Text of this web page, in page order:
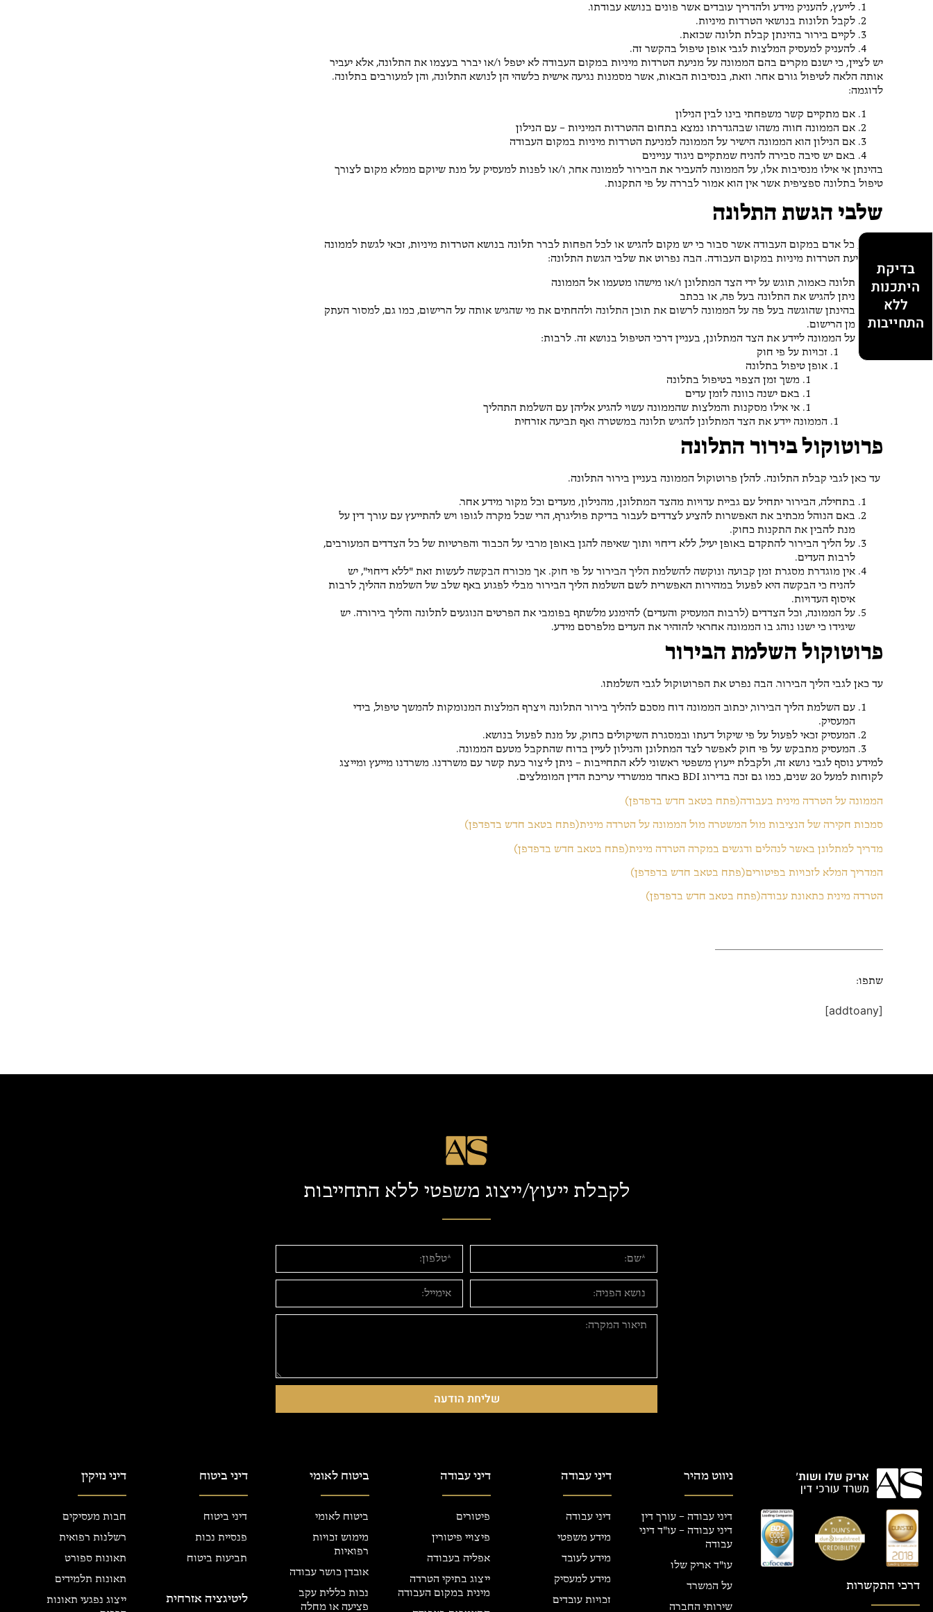
בדיקת
היתכנות
ללא
התחייבות
לייעץ, להעניק מידע ולהדריך עובדים אשר פונים בנושא עבודתו.
לקבל תלונות בנושאי הטרדות מיניות.
לקיים בירור בהינתן קבלת תלונה שכזאת.
להעניק למעסיק המלצות לגבי אופן טיפול בהקשר זה.
יש לציין, כי ישנם מקרים בהם הממונה על מניעת הטרדות מיניות במקום העבודה לא יטפל ו/או יברר בעצמו את התלונה, אלא יעביר
אותה הלאה לטיפול גורם אחר. וזאת, בנסיבות הבאות, אשר מסמנות נגיעה אישית כלשהי הן לנושא התלונה, והן למעורבים בתלונה.
לדוגמה:
אם מתקיים קשר משפחתי בינו לבין הנילון
אם הממונה חווה משהו שבהגדרתו נמצא בתחום ההטרדות המיניות – עם הנילון
אם הנילון הוא הממונה הישיר על הממונה למניעת הטרדות מיניות במקום העבודה
באם יש סיבה סבירה להניח שמתקיים ניגוד עניינים
בהינתן אי אילו מנסיבות אלו, על הממונה להעביר את הבירור לממונה אחר, ו/או לפנות למעסיק על מנת שיוקם ממלא מקום לצורך
טיפול בתלונה ספציפית אשר אין הוא אמור לבררה על פי התקנות.
שלבי הגשת התלונה
על כן, כל אדם במקום העבודה אשר סבור כי יש מקום להגיש או לכל הפחות לברר תלונה בנושא הטרדות מיניות, זכאי לגשת לממונה
על מניעת הטרדות מיניות במקום העבודה. הבה נפרוט את שלבי הגשת התלונה:
תלונה כאמור, תוגש על ידי הצד המתלונן ו/או מישהו מטעמו אל הממונה
ניתן להגיש את התלונה בעל פה, או בכתב
בהינתן שהוגשה בעל פה על הממונה לרשום את תוכן התלונה ולהחתים את מי שהגיש אותה על הרישום, כמו גם, למסור העתק
מן הרישום.
על הממונה ליידע את הצד המתלונן, בעניין דרכי הטיפול בנושא זה. לרבות:
זכויות על פי חוק
אופן טיפול בתלונה
משך זמן הצפוי בטיפול בתלונה
באם ישנה כוונה לזמן עדים
אי אילו מסקנות והמלצות שהממונה עשוי להגיע אליהן עם השלמת התהליך
הממונה יידע את הצד המתלונן להגיש תלונה במשטרה ואף תביעה אזרחית
פרוטוקול בירור התלונה
עד כאן לגבי קבלת התלונה. להלן פרוטוקול הממונה בעניין בירור התלונה.
בתחילה, הבירור יתחיל עם גביית עדויות מהצד המתלונן, מהנילון, מעדים וכל מקור מידע אחר.
באם הנוהל מכתיב את האפשרות להציע לצדדים לעבור בדיקת פוליגרף, הרי שכל מקרה לגופו ויש להתייעץ עם עורך דין על
מנת להבין את התקנות כחוק.
על הליך הבירור להתקדם באופן יעיל, ללא דיחוי ותוך שאיפה להגן באופן מרבי על הכבוד והפרטיות של כל הצדדים המעורבים,
לרבות העדים.
אין מוגדרת מסגרת זמן קבועה ונוקשה להשלמת הליך הבירור על פי חוק. אך מכורח הבקשה לעשות זאת "ללא דיחוי", יש
להניח כי הבקשה היא לפעול במהירות האפשרית לשם השלמת הליך הבירור מבלי לפגוע באף שלב של השלמת ההליך, לרבות
איסוף העדויות.
על הממונה, וכל הצדדים (לרבות המעסיק והעדים) להימנע מלשתף בפומבי את הפרטים הנוגעים לתלונה והליך בירורה. יש
שיגידו כי ישנו נוהג בו הממונה אחראי להזהיר את העדים מלפרסם מידע.
פרוטוקול השלמת הבירור
עד כאן לגבי הליך הבירור. הבה נפרט את הפרוטוקול לגבי השלמתו.
עם השלמת הליך הבירור, יכתוב הממונה דוח מסכם להליך בירור התלונה ויצרף המלצות המנומקות להמשך טיפול, בידי
המעסיק.
המעסיק זכאי לפעול על פי שיקול דעתו ובמסגרת השיקולים כחוק, על מנת לפעול בנושא.
המעסיק מתבקש על פי חוק לאפשר לצד המתלונן והנילון לעיין בדוח שהתקבל מטעם הממונה.
למידע נוסף לגבי נושא זה, ולקבלת ייעוץ משפטי ראשוני ללא התחייבות – ניתן ליצור כעת קשר עם משרדנו. משרדנו מייעץ ומייצג
לקוחות למעל 20 שנים, כמו גם זכה בדירוג BDI כאחד ממשרדי עריכת הדין המומלצים.
הממונה על הטרדה מינית בעבודה(פתח בטאב חדש בדפדפן)
סמכות חקירה של הנציבות מול המשטרה מול הממונה על הטרדה מינית(פתח בטאב חדש בדפדפן)
מדריך למתלונן באשר לנהלים ודגשים במקרה הטרדה מינית(פתח בטאב חדש בדפדפן)
המדריך המלא לזכויות בפיטורים(פתח בטאב חדש בדפדפן)
הטרדה מינית כתאונת עבודה(פתח בטאב חדש בדפדפן)
שתפו:
[addtoany]
לקבלת ייעוץ/ייצוג משפטי ללא התחייבות
שליחת הודעה
דרכי התקשרות
ניווט מהיר
דיני עבודה – עורך דין
דיני עבודה – עו"ד דיני
עבודה
עו"ד אריק שלו
על המשרד
שירותי החברה
דיני עבודה
דיני עבודה
מידע משפטי
מידע לעובד
מידע למעסיק
זכויות עובדים
דיני עבודה
פיטורים
פיצויי פיטורין
אפליה בעבודה
ייצוג בתיקי הטרדה
מינית במקום העבודה
ביטוח לאומי
ביטוח לאומי
מימוש זכויות
רפואיות
אובדן כושר עבודה
נכות כללית עקב
פציעה או מחלה
דיני ביטוח
דיני ביטוח
פנסיית נכות
תביעות ביטוח
ליטיגציה אזרחית
דיני נזיקין
חבות מעסיקים
רשלנות רפואית
תאונות ספורט
תאונות תלמידים
ייצוג נפגעי תאונות